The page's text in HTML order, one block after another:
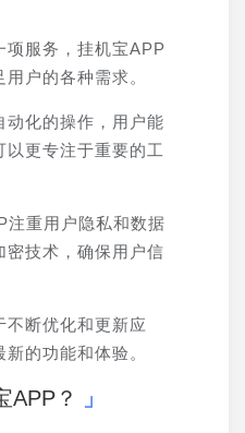
项服务，挂机宝APP
户的各种需求。
动化的操作，用户能
更专注于重要的工
注重用户隐私和数据
密技术，确保用户信
不断优化和更新应
的功能和体验。
APP？